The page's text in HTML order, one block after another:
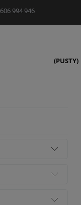
994 946
(PUSTY)